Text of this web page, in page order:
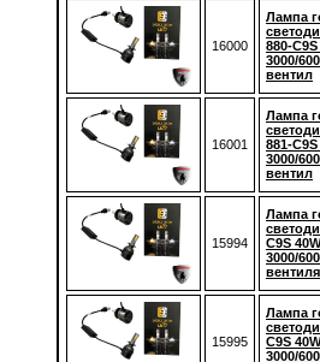
16000
Лампа
880-
3000/
вентил
16001
Лампа
881-
3000/
вентил
15994
Лампа
C9S
3000/
15995
Лампа
C9S
3000/